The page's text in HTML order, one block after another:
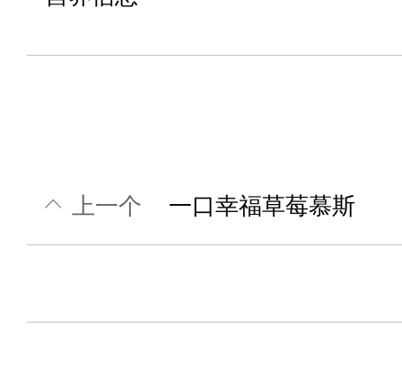
上一个 一口幸福草莓慕斯